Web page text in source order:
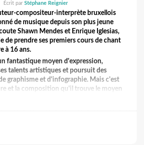
Écrit par Stéphane Reignier
compositeur-interprète bruxellois
de musique depuis son plus jeune
Shawn Mendes et Enrique Iglesias,
de prendre ses premiers cours de chant
à 16 ans.
fantastique moyen d'expression,
talents artistiques et poursuit des
graphisme et d'infographie. Mais c'est
et la composition qu'il trouve le moyen
de la pop, de la folk et de la pop-
y aborde des thèmes universels : la